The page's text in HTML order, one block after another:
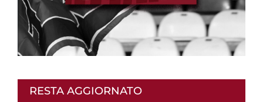
RESTA AGGIORNATO